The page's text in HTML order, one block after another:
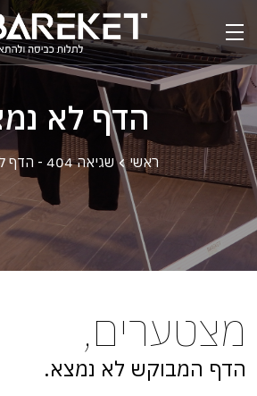
הדף לא
ראשי שגיאה 404 - הדף לא נמצא
מצטערים,
הדף המבוקש לא נמצא.